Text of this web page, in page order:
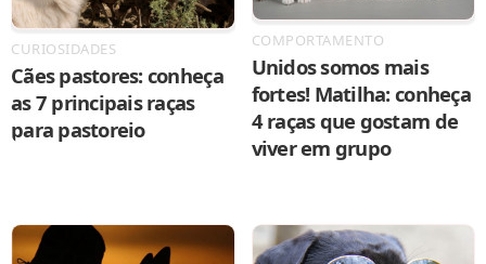
CURIOSIDADES
Cães pastores: conheça
as 7 principais raças
para pastoreio
COMPORTAMENTO
Unidos somos mais
fortes! Matilha: conheça
4 raças que gostam de
viver em grupo